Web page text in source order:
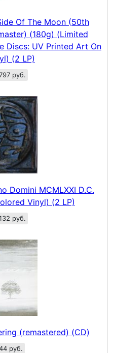
Of The Moon (50th
(180g) (Limited
Discs: UV Printed Art On
(2 LP)
руб.
Domini MCMLXXI D.C.
Vinyl) (2 LP)
руб.
(remastered) (CD)
руб.